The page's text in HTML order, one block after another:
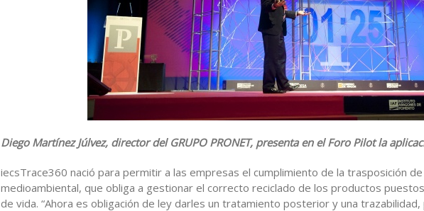
Diego Martínez Júlvez, director del GRUPO PRONET, presenta en el Foro Pilot la
iecsTrace360 nació para permitir a las empresas el cumplimiento de la trasposición
medioambiental, que obliga a gestionar el correcto reciclado de los productos
de vida. “Ahora es obligación de ley darles un tratamiento posterior y una